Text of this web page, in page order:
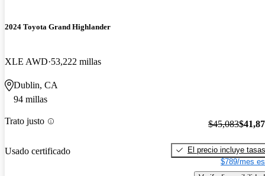
2024 Toyota Grand Highlander
XLE AWD 53,222 millas
Dublin, CA
94 millas
Trato justo
Usado certificado
$45,083
El precio incluye tasas
$789/mes